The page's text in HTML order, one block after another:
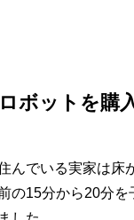
ボットを購
んでいる実家は床
の15分から20分